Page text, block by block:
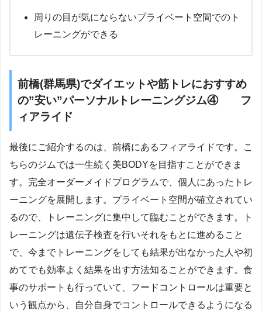
周りの目が気にならないプライベート空間でのト
レーニングができる
前橋(群馬県)でダイエットや筋トレにおすすめ
の”安い”パーソナルトレーニングジム④ フ
ィアライド
最後にご紹介するのは、前橋にあるフィアライドです。こ
ちらのジムでは一生続く美BODYを目指すことができま
す。完全オーダーメイドプログラムで、個人にあったトレ
ーニングを展開します。プライベート空間が確立されてい
るので、トレーニングに集中して臨むことができます。ト
レーニングは遺伝子検査を行いそれをもとに進めること
で、今までトレーニングをしても結果が出なかった人や初
めてでも効率よく結果を出す方法知ることができます。食
事のサポートも行っていて、フードコントロールは重要と
いう観点から、自分自身でコントロールできるようになる